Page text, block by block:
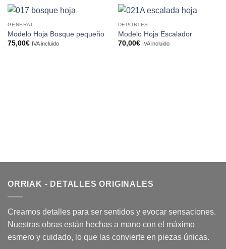
GENERAL
Modelo Hoja Bosque pequeño
75,00€ IVA incluido
DEPORTES
Modelo Hoja Escalador
70,00€ IVA incluido
ORRIAK - DETALLES ORIGINALES
Creamos detalles para ser sentidos y evocar sensaciones.
Nuestras obras están hechas a mano con el máximo
esmero y cuidado, lo que las convierte en piezas únicas.